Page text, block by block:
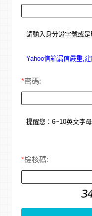
請輸入身分證字號或是
Yahoo信箱漏信嚴重,
*密碼:
提醒您：6~10英文字
*檢核碼: